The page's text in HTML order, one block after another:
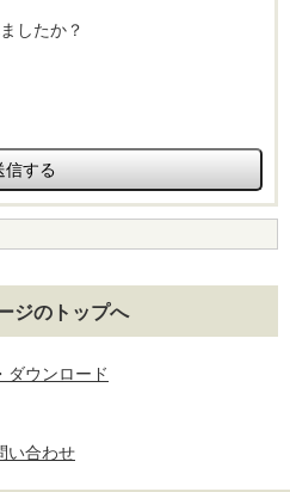
したか？
ジのトップへ
ダウンロード
い合わせ